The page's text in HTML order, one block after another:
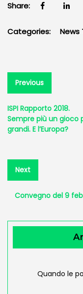
Share:
Categories: News
articoli
Previous
Previous
post:
ISPI Rapporto 2018.
Sempre più un gioco
grandi. E l’Europa?
Next
Next
post:
Convegno del 9
Quando le